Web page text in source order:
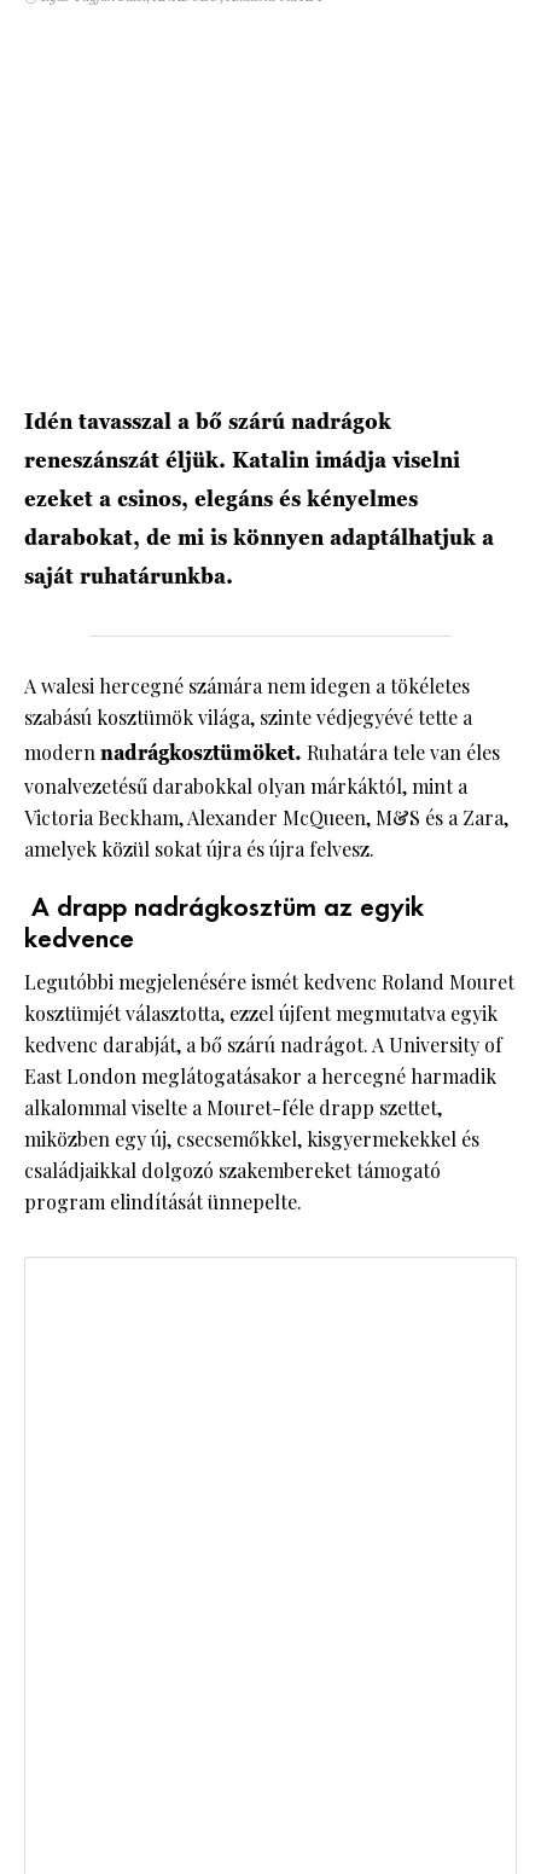
Idén tavasszal a bő szárú nadrágok
reneszánszát éljük. Katalin imádja viselni
ezeket a csinos, elegáns és kényelmes
darabokat, de mi is könnyen adaptálhatjuk a
saját ruhatárunkba.
A walesi hercegné számára nem idegen a tökéletes
szabású kosztümök világa, szinte védjegyévé tette a
modernnadrágkosztümöket. Ruhatára tele van éles
vonalvezetésű darabokkal olyan márkáktól, mint a
Victoria Beckham, Alexander McQueen, M&S és a Zara,
amelyek közül sokat újra és újra felvesz.
A drapp nadrágkosztüm az egyik
kedvence
Legutóbbi megjelenésére ismét kedvenc Roland Mouret
kosztümjét választotta, ezzel újfent megmutatva egyik
kedvenc darabját, a bő szárú nadrágot. A University of
East London meglátogatásakor a hercegné harmadik
alkalommal viselte a Mouret-féle drapp szettet,
miközben egy új, csecsemőkkel, kisgyermekekkel és
családjaikkal dolgozó szakembereket támogató
program elindítását ünnepelte.